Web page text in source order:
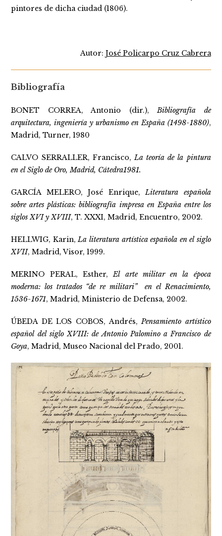
pintores de dicha ciudad (1806).
Autor: José Policarpo Cruz Cabrera
Bibliografía
BONET CORREA, Antonio (dir.),Bibliografía de
arquitectura, ingeniería y urbanismo en España (1498-1880),
Madrid, Turner, 1980
CALVO SERRALLER, Francisco,La teoría de la pintura
en el Siglo de Oro, Madrid, Cátedra1981.
GARCÍA MELERO, José Enrique,Literatura española
sobre artes plásticas: bibliografía impresa en España entre los
siglos XVI y XVIII, T. XXXI, Madrid, Encuentro, 2002.
HELLWIG, Karin,La literatura artística española en el siglo
XVII, Madrid, Visor, 1999.
MERINO PERAL, Esther,El arte militar en la época
moderna: los tratados “de re militari” en el Renacimiento,
1536-1671, Madrid, Ministerio de Defensa, 2002.
ÚBEDA DE LOS COBOS, Andrés,Pensamiento artístico
español del siglo XVIII: de Antonio Palomino a Francisco de
Goya, Madrid, Museo Nacional del Prado, 2001.